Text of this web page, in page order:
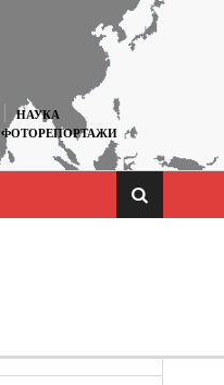
НАУКА
ФОТОРЕПОРТАЖИ